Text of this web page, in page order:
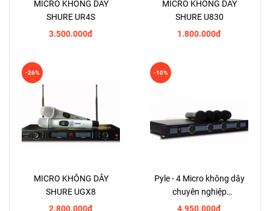
MICRO KHÔNG DÂY
SHURE UR4S
3.500.000đ
MICRO KHÔNG DÂY
SHURE U830
1.800.000đ
MICRO KHÔNG DÂY
SHURE UGX8
2.800.000đ
-26%
Pyle - 4 Micro không dây
chuyên nghiệp
PDWM5000
4.950.000đ
-10%